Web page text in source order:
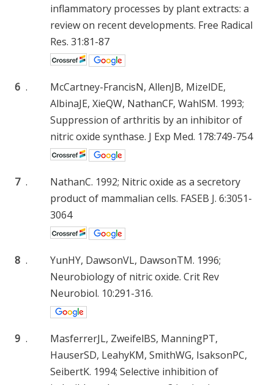
inflammatory processes by plant extracts: a
review on recent developments. Free Radical
Res. 31:81-87
6 .
McCartney-FrancisN, AllenJB, MizelDE,
AlbinaJE, XieQW, NathanCF, WahlSM. 1993;
Suppression of arthritis by an inhibitor of
nitric oxide synthase. J Exp Med. 178:749-754
7 .
NathanC. 1992; Nitric oxide as a secretory
product of mammalian cells. FASEB J. 6:3051-
3064
8 .
YunHY, DawsonVL, DawsonTM. 1996;
Neurobiology of nitric oxide. Crit Rev
Neurobiol. 10:291-316.
9 .
MasferrerJL, ZweifelBS, ManningPT,
HauserSD, LeahyKM, SmithWG, IsaksonPC,
SeibertK. 1994; Selective inhibition of